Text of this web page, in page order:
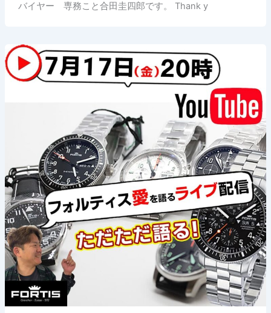
バイヤー 専務こと合田圭四郎です。 Thank y